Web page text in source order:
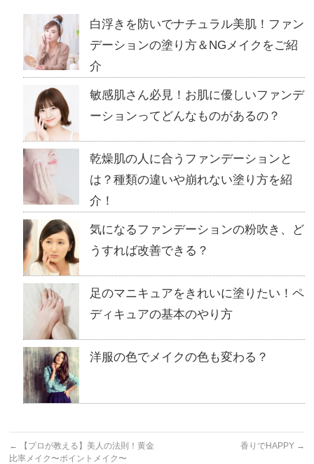
白浮きを防いでナチュラル美肌！ファン
デーションの塗り方＆NGメイクをご紹
介
敏感肌さん必見！お肌に優しいファンデ
ーションってどんなものがあるの？
乾燥肌の人に合うファンデーションと
は？種類の違いや崩れない塗り方を紹
介！
気になるファンデーションの粉吹き、ど
うすれば改善できる？
足のマニキュアをきれいに塗りたい！ペ
ディキュアの基本のやり方
洋服の色でメイクの色も変わる？
←
【プロが教える】美人の法則！黄金
比率メイク〜ポイントメイク〜
香りでHAPPY →